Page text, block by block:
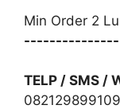
Min Order 2
TELP / SMS /
082129899109